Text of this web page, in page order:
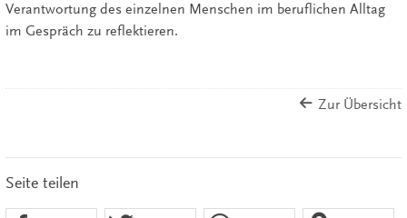
Verantwortung des einzelnen Menschen im beruflichen Alltag
im Gespräch zu reflektieren.
Zur Übersicht
Seite teilen